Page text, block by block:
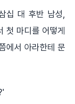
십 대 후반 남성,
첫 마디를 어떻게
에서 아라한테 문